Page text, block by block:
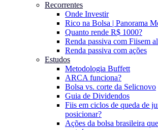
Recorrentes
Onde Investir
Rico na Bolsa | Panorama
Quanto rende R$ 1000?
Renda passiva com Fiisem
Renda passiva com ações
Estudos
Metodologia Buffett
ARCA funciona?
Bolsa vs. corte da Selicnovo
Guia de Dividendos
Fiis em ciclos de queda de
posicionar?
Ações da bolsa brasileira